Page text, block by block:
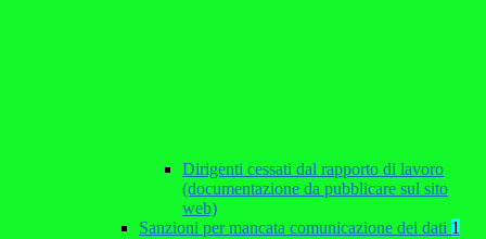
Dirigenti cessati dal rapporto di lavoro
(documentazione da pubblicare sul sito
web)
Sanzioni per mancata comunicazione dei dati 1